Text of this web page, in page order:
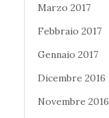
Marzo 2017
Febbraio 2017
Gennaio 2017
Dicembre 2016
Novembre 2016